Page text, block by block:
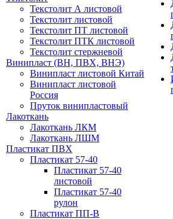
Текстолит А листовой
Текстолит листовой
Текстолит ПТ листовой
Текстолит ПТК листовой
Текстолит стержневой
Винипласт (ВН, ПВХ, ВНЭ)
Винипласт листовой Китай
Винипласт листовой
Россия
Пруток винипластовый
Лакоткань
Лакоткань ЛКМ
Лакоткань ЛШМ
Пластикат ПВХ
Пластикат 57-40
Пластикат 57-40
листовой
Пластикат 57-40
рулон
Пластикат ПП-В